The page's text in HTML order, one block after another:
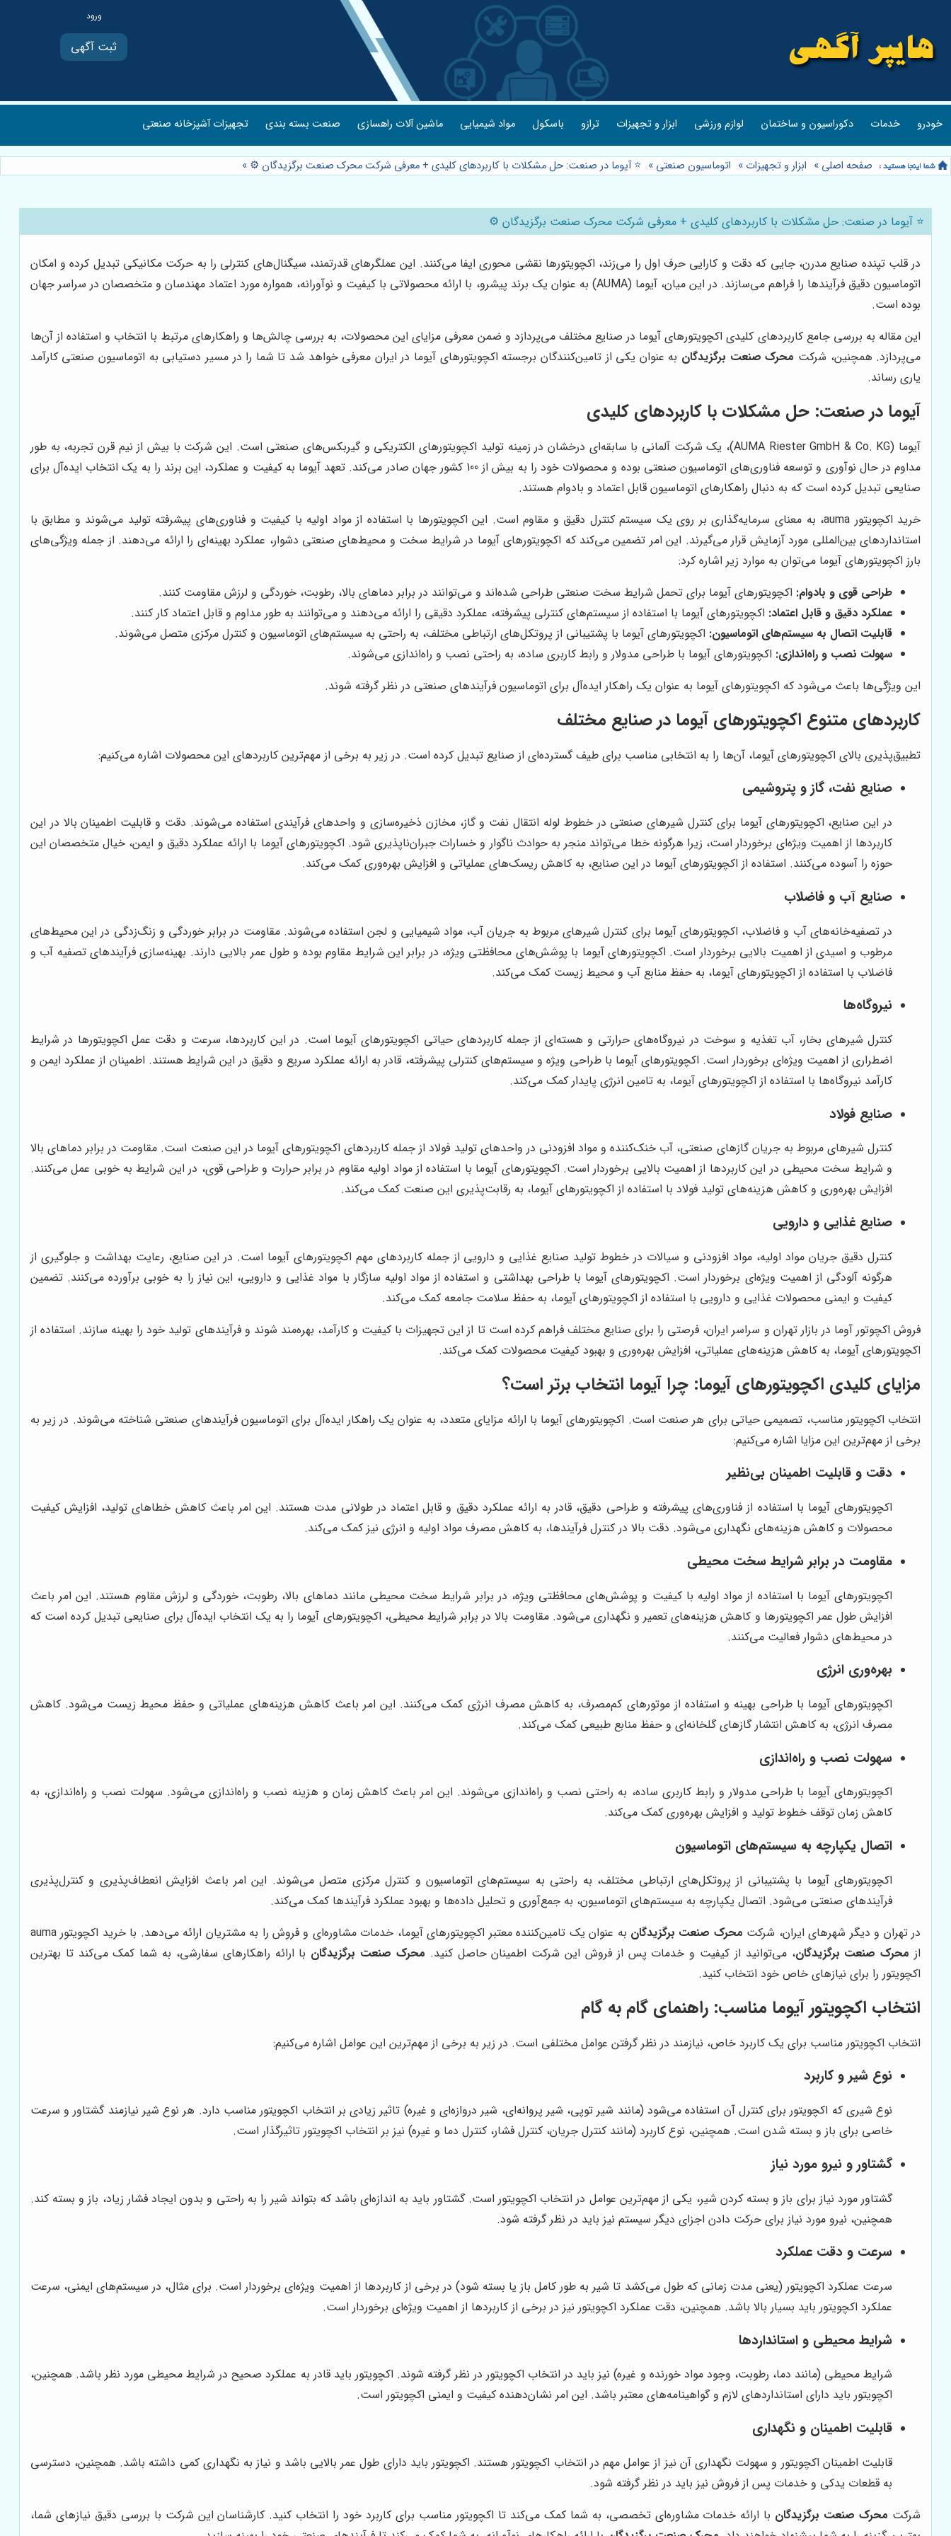
ثبت آگهی
خودرو خدمات دکوراسیون و ساختمان لوازم ورزشی ابزار و تجهیزات ترازو باسکول مواد شیمیایی ماشین آلات راهسازی صنعت بسته بندی تجهیزات آشپزخانه صنعتی
صفحه اصلی » ابزار و تجهیزات » اتوماسیون صنعتی » ⭐️ آیوما در صنعت: حل مشکلات با کاربردهای کلیدی + معرفی شرکت محرک صنعت برگزیدگان ⚙️ »
⭐️ آیوما در صنعت: حل مشکلات با کاربردهای کلیدی + معرفی شرکت محرک صنعت برگزیدگان ⚙️
در قلب تپنده صنایع مدرن، جایی که دقت و کارایی حرف اول را می‌زند، اکچویتورها نقشی محوری ایفا می‌کنند. این عملگرهای قدرتمند، سیگنال‌های کنترلی را به حرکت مکانیکی تبدیل کرده و امکان
اتوماسیون دقیق فرآیندها را فراهم می‌سازند. در این میان، آیوما (AUMA) به عنوان یک برند پیشرو، با ارائه محصولاتی با کیفیت و نوآورانه، همواره مورد اعتماد مهندسان و متخصصان در سراسر جهان
بوده است.
این مقاله به بررسی جامع کاربردهای کلیدی اکچویتورهای آیوما در صنایع مختلف می‌پردازد و ضمن معرفی مزایای این محصولات، به بررسی چالش‌ها و راهکارهای مرتبط با انتخاب و استفاده از آن‌ها
می‌پردازد. همچنین، شرکت محرک صنعت برگزیدگان به عنوان یکی از تامین‌کنندگان برجسته اکچویتورهای آیوما در ایران معرفی خواهد شد تا شما را در مسیر دستیابی به اتوماسیون صنعتی کارآمد
یاری رساند.
آیوما در صنعت: حل مشکلات با کاربردهای کلیدی
آیوما (AUMA Riester GmbH & Co. KG)، یک شرکت آلمانی با سابقه‌ای درخشان در زمینه تولید اکچویتورهای الکتریکی و گیربکس‌های صنعتی است. این شرکت با بیش از نیم قرن تجربه، به طور
مداوم در حال نوآوری و توسعه فناوری‌های اتوماسیون صنعتی بوده و محصولات خود را به بیش از 100 کشور جهان صادر می‌کند. تعهد آیوما به کیفیت و عملکرد، این برند را به یک انتخاب ایده‌آل برای
صنایعی تبدیل کرده است که به دنبال راهکارهای اتوماسیون قابل اعتماد و بادوام هستند.
خرید اکچویتور auma، به معنای سرمایه‌گذاری بر روی یک سیستم کنترل دقیق و مقاوم است. این اکچویتورها با استفاده از مواد اولیه با کیفیت و فناوری‌های پیشرفته تولید می‌شوند و مطابق با
استانداردهای بین‌المللی مورد آزمایش قرار می‌گیرند. این امر تضمین می‌کند که اکچویتورهای آیوما در شرایط سخت و محیط‌های صنعتی دشوار، عملکرد بهینه‌ای را ارائه می‌دهند. از جمله ویژگی‌های
بارز اکچویتورهای آیوما می‌توان به موارد زیر اشاره کرد:
طراحی قوی و بادوام: اکچویتورهای آیوما برای تحمل شرایط سخت صنعتی طراحی شده‌اند و می‌توانند در برابر دماهای بالا، رطوبت، خوردگی و لرزش مقاومت کنند.
عملکرد دقیق و قابل اعتماد: اکچویتورهای آیوما با استفاده از سیستم‌های کنترلی پیشرفته، عملکرد دقیقی را ارائه می‌دهند و می‌توانند به طور مداوم و قابل اعتماد کار کنند.
قابلیت اتصال به سیستم‌های اتوماسیون: اکچویتورهای آیوما با پشتیبانی از پروتکل‌های ارتباطی مختلف، به راحتی به سیستم‌های اتوماسیون و کنترل مرکزی متصل می‌شوند.
سهولت نصب و راه‌اندازی: اکچویتورهای آیوما با طراحی مدولار و رابط کاربری ساده، به راحتی نصب و راه‌اندازی می‌شوند.
این ویژگی‌ها باعث می‌شود که اکچویتورهای آیوما به عنوان یک راهکار ایده‌آل برای اتوماسیون فرآیندهای صنعتی در نظر گرفته شوند.
کاربردهای متنوع اکچویتورهای آیوما در صنایع مختلف
تطبیق‌پذیری بالای اکچویتورهای آیوما، آن‌ها را به انتخابی مناسب برای طیف گسترده‌ای از صنایع تبدیل کرده است. در زیر به برخی از مهم‌ترین کاربردهای این محصولات اشاره می‌کنیم:
صنایع نفت، گاز و پتروشیمی
در این صنایع، اکچویتورهای آیوما برای کنترل شیرهای صنعتی در خطوط لوله انتقال نفت و گاز، مخازن ذخیره‌سازی و واحدهای فرآیندی استفاده می‌شوند. دقت و قابلیت اطمینان بالا در این
کاربردها از اهمیت ویژه‌ای برخوردار است، زیرا هرگونه خطا می‌تواند منجر به حوادث ناگوار و خسارات جبران‌ناپذیری شود. اکچویتورهای آیوما با ارائه عملکرد دقیق و ایمن، خیال متخصصان این
حوزه را آسوده می‌کنند. استفاده از اکچویتورهای آیوما در این صنایع، به کاهش ریسک‌های عملیاتی و افزایش بهره‌وری کمک می‌کند.
صنایع آب و فاضلاب
در تصفیه‌خانه‌های آب و فاضلاب، اکچویتورهای آیوما برای کنترل شیرهای مربوط به جریان آب، مواد شیمیایی و لجن استفاده می‌شوند. مقاومت در برابر خوردگی و زنگ‌زدگی در این محیط‌های
مرطوب و اسیدی از اهمیت بالایی برخوردار است. اکچویتورهای آیوما با پوشش‌های محافظتی ویژه، در برابر این شرایط مقاوم بوده و طول عمر بالایی دارند. بهینه‌سازی فرآیندهای تصفیه آب و
فاضلاب با استفاده از اکچویتورهای آیوما، به حفظ منابع آب و محیط زیست کمک می‌کند.
نیروگاه‌ها
کنترل شیرهای بخار، آب تغذیه و سوخت در نیروگاه‌های حرارتی و هسته‌ای از جمله کاربردهای حیاتی اکچویتورهای آیوما است. در این کاربردها، سرعت و دقت عمل اکچویتورها در شرایط
اضطراری از اهمیت ویژه‌ای برخوردار است. اکچویتورهای آیوما با طراحی ویژه و سیستم‌های کنترلی پیشرفته، قادر به ارائه عملکرد سریع و دقیق در این شرایط هستند. اطمینان از عملکرد ایمن و
کارآمد نیروگاه‌ها با استفاده از اکچویتورهای آیوما، به تامین انرژی پایدار کمک می‌کند.
صنایع فولاد
کنترل شیرهای مربوط به جریان گازهای صنعتی، آب خنک‌کننده و مواد افزودنی در واحدهای تولید فولاد از جمله کاربردهای اکچویتورهای آیوما در این صنعت است. مقاومت در برابر دماهای بالا
و شرایط سخت محیطی در این کاربردها از اهمیت بالایی برخوردار است. اکچویتورهای آیوما با استفاده از مواد اولیه مقاوم در برابر حرارت و طراحی قوی، در این شرایط به خوبی عمل می‌کنند.
افزایش بهره‌وری و کاهش هزینه‌های تولید فولاد با استفاده از اکچویتورهای آیوما، به رقابت‌پذیری این صنعت کمک می‌کند.
صنایع غذایی و دارویی
کنترل دقیق جریان مواد اولیه، مواد افزودنی و سیالات در خطوط تولید صنایع غذایی و دارویی از جمله کاربردهای مهم اکچویتورهای آیوما است. در این صنایع، رعایت بهداشت و جلوگیری از
هرگونه آلودگی از اهمیت ویژه‌ای برخوردار است. اکچویتورهای آیوما با طراحی بهداشتی و استفاده از مواد اولیه سازگار با مواد غذایی و دارویی، این نیاز را به خوبی برآورده می‌کنند. تضمین
کیفیت و ایمنی محصولات غذایی و دارویی با استفاده از اکچویتورهای آیوما، به حفظ سلامت جامعه کمک می‌کند.
فروش اکچوتور آوما در بازار تهران و سراسر ایران، فرصتی را برای صنایع مختلف فراهم کرده است تا از این تجهیزات با کیفیت و کارآمد، بهره‌مند شوند و فرآیندهای تولید خود را بهینه سازند. استفاده از
اکچویتورهای آیوما، به کاهش هزینه‌های عملیاتی، افزایش بهره‌وری و بهبود کیفیت محصولات کمک می‌کند.
مزایای کلیدی اکچویتورهای آیوما: چرا آیوما انتخاب برتر است؟
انتخاب اکچویتور مناسب، تصمیمی حیاتی برای هر صنعت است. اکچویتورهای آیوما با ارائه مزایای متعدد، به عنوان یک راهکار ایده‌آل برای اتوماسیون فرآیندهای صنعتی شناخته می‌شوند. در زیر به
برخی از مهم‌ترین این مزایا اشاره می‌کنیم:
دقت و قابلیت اطمینان بی‌نظیر
اکچویتورهای آیوما با استفاده از فناوری‌های پیشرفته و طراحی دقیق، قادر به ارائه عملکرد دقیق و قابل اعتماد در طولانی مدت هستند. این امر باعث کاهش خطاهای تولید، افزایش کیفیت
محصولات و کاهش هزینه‌های نگهداری می‌شود. دقت بالا در کنترل فرآیندها، به کاهش مصرف مواد اولیه و انرژی نیز کمک می‌کند.
مقاومت در برابر شرایط سخت محیطی
اکچویتورهای آیوما با استفاده از مواد اولیه با کیفیت و پوشش‌های محافظتی ویژه، در برابر شرایط سخت محیطی مانند دماهای بالا، رطوبت، خوردگی و لرزش مقاوم هستند. این امر باعث
افزایش طول عمر اکچویتورها و کاهش هزینه‌های تعمیر و نگهداری می‌شود. مقاومت بالا در برابر شرایط محیطی، اکچویتورهای آیوما را به یک انتخاب ایده‌آل برای صنایعی تبدیل کرده است که
در محیط‌های دشوار فعالیت می‌کنند.
بهره‌وری انرژی
اکچویتورهای آیوما با طراحی بهینه و استفاده از موتورهای کم‌مصرف، به کاهش مصرف انرژی کمک می‌کنند. این امر باعث کاهش هزینه‌های عملیاتی و حفظ محیط زیست می‌شود. کاهش
مصرف انرژی، به کاهش انتشار گازهای گلخانه‌ای و حفظ منابع طبیعی کمک می‌کند.
سهولت نصب و راه‌اندازی
اکچویتورهای آیوما با طراحی مدولار و رابط کاربری ساده، به راحتی نصب و راه‌اندازی می‌شوند. این امر باعث کاهش زمان و هزینه نصب و راه‌اندازی می‌شود. سهولت نصب و راه‌اندازی، به
کاهش زمان توقف خطوط تولید و افزایش بهره‌وری کمک می‌کند.
اتصال یکپارچه به سیستم‌های اتوماسیون
اکچویتورهای آیوما با پشتیبانی از پروتکل‌های ارتباطی مختلف، به راحتی به سیستم‌های اتوماسیون و کنترل مرکزی متصل می‌شوند. این امر باعث افزایش انعطاف‌پذیری و کنترل‌پذیری
فرآیندهای صنعتی می‌شود. اتصال یکپارچه به سیستم‌های اتوماسیون، به جمع‌آوری و تحلیل داده‌ها و بهبود عملکرد فرآیندها کمک می‌کند.
در تهران و دیگر شهرهای ایران، شرکت محرک صنعت برگزیدگان
به عنوان یک تامین‌کننده معتبر اکچویتورهای آیوما، خدمات مشاوره‌ای و فروش را به مشتریان ارائه می‌دهد. با خرید اکچویتور auma
از محرک صنعت برگزیدگان، می‌توانید از کیفیت و خدمات پس از فروش این شرکت اطمینان حاصل کنید. محرک صنعت برگزیدگان با ارائه راهکارهای سفارشی، به شما کمک می‌کند تا بهترین
اکچویتور را برای نیازهای خاص خود انتخاب کنید.
انتخاب اکچویتور آیوما مناسب: راهنمای گام به گام
انتخاب اکچویتور مناسب برای یک کاربرد خاص، نیازمند در نظر گرفتن عوامل مختلفی است. در زیر به برخی از مهم‌ترین این عوامل اشاره می‌کنیم:
نوع شیر و کاربرد
نوع شیری که اکچویتور برای کنترل آن استفاده می‌شود (مانند شیر توپی، شیر پروانه‌ای، شیر دروازه‌ای و غیره) تاثیر زیادی بر انتخاب اکچویتور مناسب دارد. هر نوع شیر نیازمند گشتاور و سرعت
خاصی برای باز و بسته شدن است. همچنین، نوع کاربرد (مانند کنترل جریان، کنترل فشار، کنترل دما و غیره) نیز بر انتخاب اکچویتور تاثیرگذار است.
گشتاور و نیرو مورد نیاز
گشتاور مورد نیاز برای باز و بسته کردن شیر، یکی از مهم‌ترین عوامل در انتخاب اکچویتور است. گشتاور باید به اندازه‌ای باشد که بتواند شیر را به راحتی و بدون ایجاد فشار زیاد، باز و بسته کند.
همچنین، نیرو مورد نیاز برای حرکت دادن اجزای دیگر سیستم نیز باید در نظر گرفته شود.
سرعت و دقت عملکرد
سرعت عملکرد اکچویتور (یعنی مدت زمانی که طول می‌کشد تا شیر به طور کامل باز یا بسته شود) در برخی از کاربردها از اهمیت ویژه‌ای برخوردار است. برای مثال، در سیستم‌های ایمنی، سرعت
عملکرد اکچویتور باید بسیار بالا باشد. همچنین، دقت عملکرد اکچویتور نیز در برخی از کاربردها از اهمیت ویژه‌ای برخوردار است.
شرایط محیطی و استانداردها
شرایط محیطی (مانند دما، رطوبت، وجود مواد خورنده و غیره) نیز باید در انتخاب اکچویتور در نظر گرفته شوند. اکچویتور باید قادر به عملکرد صحیح در شرایط محیطی مورد نظر باشد. همچنین،
اکچویتور باید دارای استانداردهای لازم و گواهینامه‌های معتبر باشد. این امر نشان‌دهنده کیفیت و ایمنی اکچویتور است.
قابلیت اطمینان و نگهداری
قابلیت اطمینان اکچویتور و سهولت نگهداری آن نیز از عوامل مهم در انتخاب اکچویتور هستند. اکچویتور باید دارای طول عمر بالایی باشد و نیاز به نگهداری کمی داشته باشد. همچنین، دسترسی
به قطعات یدکی و خدمات پس از فروش نیز باید در نظر گرفته شود.
شرکت محرک صنعت برگزیدگان با ارائه خدمات مشاوره‌ای تخصصی، به شما کمک می‌کند تا اکچویتور مناسب برای کاربرد خود را انتخاب کنید. کارشناسان این شرکت با بررسی دقیق نیازهای شما،